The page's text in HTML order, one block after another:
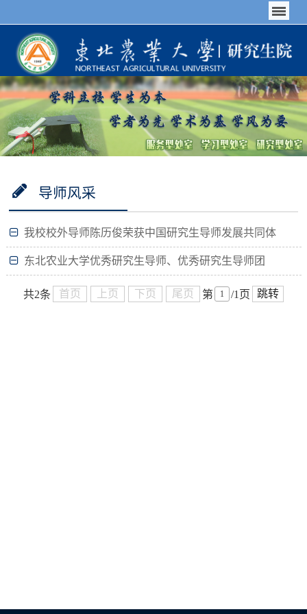
导师风采
我校校外导师陈历俊荣获中国研究生导师发展共同体
首届优秀研究生行业导师
东北农业大学优秀研究生导师、优秀研究生导师团
队、优秀研究生教育管理工作者评选结果公示
共2条 首页 上页 下页 尾页 第 /1页 跳转